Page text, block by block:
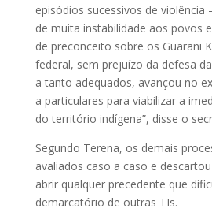
episódios sucessivos de violência
de muita instabilidade aos povos
de preconceito sobre os Guarani
federal, sem prejuízo da defesa
a tanto adequados, avançou no
a particulares para viabilizar a
do território indígena”, disse o
Segundo Terena, os demais
avaliados caso a caso e
abrir qualquer precedente que
demarcatório de outras TIs.